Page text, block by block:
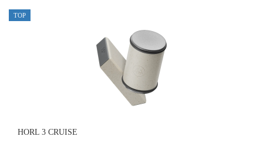
TOP
HORL 3 CRUISE